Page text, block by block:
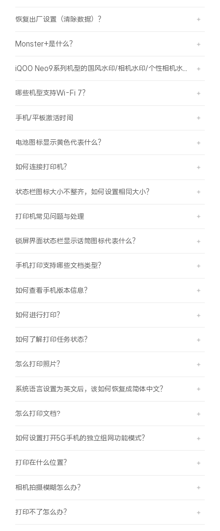
恢复出厂设置（清除数据）？
Monster+是什么？
iQOO Neo9系列机型的国风水印/相机水印/个性相机水印 如何使用？
哪些机型支持Wi-Fi 7？
手机/平板激活时间
电池图标显示黄色代表什么？
如何连接打印机？
状态栏图标大小不整齐，如何设置相同大小？
打印机常见问题与处理
锁屏界面状态栏显示话筒图标代表什么？
手机打印支持哪些文档类型？
如何查看手机版本信息？
如何进行打印？
如何了解打印任务状态？
怎么打印照片？
系统语言设置为英文后，该如何恢复成简体中文？
怎么打印文档?
如何设置打开5G手机的独立组网功能模式？
打印在什么位置？
相机拍摄模糊怎么办？
打印不了怎么办？